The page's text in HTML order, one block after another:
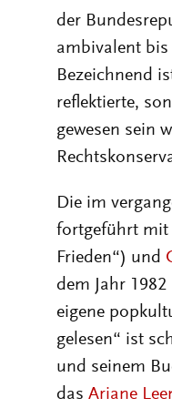
der
ambivalent bis
Bezeichnend
reflektierte,
gewesen sein
Die im
fortgeführt mit
Frieden“) und
dem Jahr
eigene
gelesen“ ist
und seinem
das Ariane